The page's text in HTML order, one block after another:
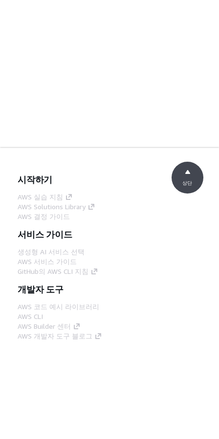
시작하기
AWS 실습 지침
AWS Solutions Library
AWS 결정 가이드
서비스 가이드
생성형 AI 서비스 선택
AWS 서비스 가이드
GitHub의 AWS CLI 지침
개발자 도구
AWS 코드 예시 라이브러리
AWS CLI
AWS Builder 센터
AWS 개발자 도구 블로그
상단